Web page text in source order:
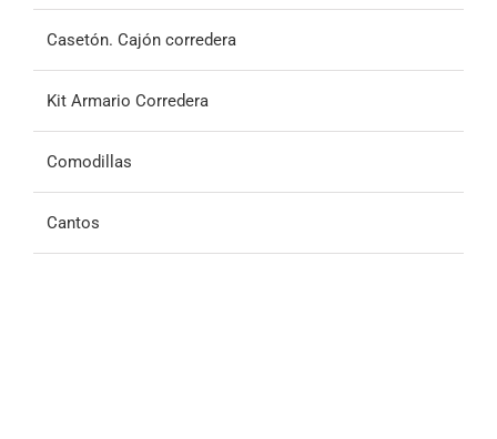
Casetón. Cajón corredera
Kit Armario Corredera
Comodillas
Cantos